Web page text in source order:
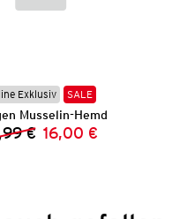
Exklusiv SALE
Musselin-Hemd
Vorheriger Preis:
€ Neuer Preis:
16,00 €